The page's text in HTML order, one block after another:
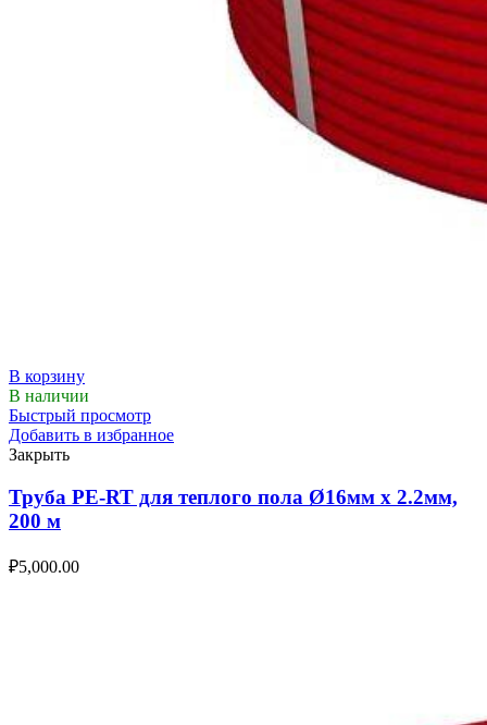
В корзину
В наличии
Быстрый просмотр
Добавить в избранное
Закрыть
Труба PE-RT для теплого пола Ø16мм х 2.2мм,
200 м
₽5,000.00